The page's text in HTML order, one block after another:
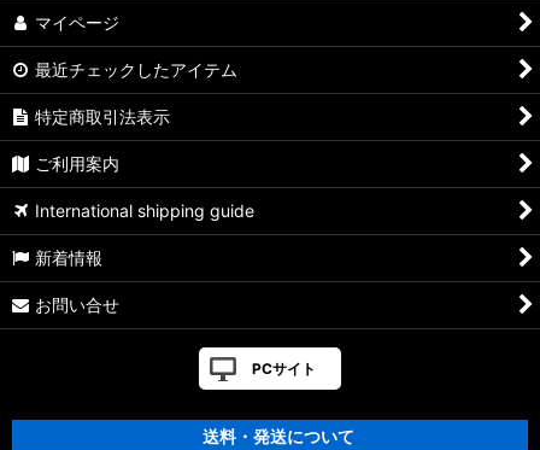
マイページ
最近チェックしたアイテム
特定商取引法表示
ご利用案内
International shipping guide
新着情報
お問い合せ
PCサイト
送料・発送について